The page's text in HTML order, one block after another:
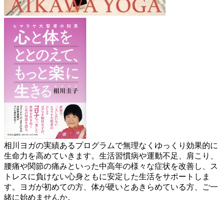
相川ヨガの実績あるプログラムで無理なくゆっくり効果的に
生命力を高めていきます。生活習慣病や運動不足、肩こり、
腰痛や関節の痛みといった中高年の様々な症状を改善し、ス
トレスに負けない心身ともに安定した生活をサポートしま
す。ヨガが初めての方、体が硬いとあきらめている方、ご一
緒に始めませんか。